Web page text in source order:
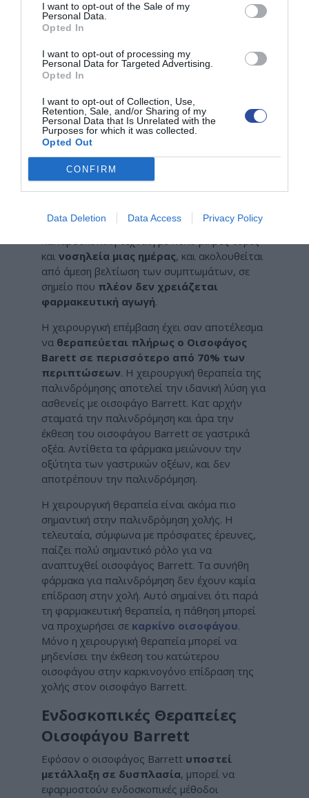
I want to opt-out of the Sale of my
Personal Data.
Opted In
I want to opt-out of processing my
Personal Data for Targeted Advertising.
Opted In
I want to opt-out of Collection, Use,
Retention, Sale, and/or Sharing of my
Personal Data that Is Unrelated with the
Purposes for which it was collected.
Opted Out
CONFIRM
Data Deletion Data Access Privacy Policy
Barrett
Λαπαροσκοπική
Αποκατάσταση
Διαφραγματοκήλης
Όπως έχει αναφερθεί και παραπάνω η
Γαστροοισοφαγική Παλινδρόμηση αποτελεί
βασικό παράγοντα ανάπτυξης οισοφάγου
Barrett γι αυτό και θα πρέπει πρωτίστως να
θεραπεύεται η ΓΟΠΝ. Όταν τα φάρμακα
αποτυγχάνουν ή ο ασθενής επιθυμεί οριστική
λύση η χειρουργική επέμβαση θεραπείας της
παλινδρόμησης είναι η επιλογή εκλογής. Η
επέμβαση για την παλινδρόμηση γίνεται με
και νοσηλεία μιας ημέρας, και ακολουθείται
από άμεση βελτίωση των συμπτωμάτων, σε
σημείο που πλέον δεν χρειάζεται
φαρμακευτική αγωγή.
Η χειρουργική επέμβαση έχει σαν αποτέλεσμα
να θεραπεύεται πλήρως ο Οισοφάγος
Barett σε περισσότερο από 70% των
περιπτώσεων. Η χειρουργική θεραπεία της
παλινδρόμησης αποτελεί την ιδανική λύση για
ασθενείς με οισοφάγο Barrett. Κατ αρχήν
σταματά την παλινδρόμηση και άρα την
έκθεση του οισοφάγου Barrett σε γαστρικά
οξέα. Αντίθετα τα φάρμακα μειώνουν την
οξύτητα των γαστρικών οξέων, και δεν
αποτρέπουν την παλινδρόμηση.
Η χειρουργική θεραπεία είναι ακόμα πιο
σημαντική στην παλινδρόμηση χολής. Η
τελευταία, σύμφωνα με πρόσφατες έρευνες,
παίζει πολύ σημαντικό ρόλο για να
αναπτυχθεί οισοφάγος Barrett. Τα συνήθη
φάρμακα για παλινδρόμηση δεν έχουν καμία
επίδραση στην χολή. Αυτό σημαίνει ότι παρά
τη φαρμακευτική θεραπεία, η πάθηση μπορεί
να προχωρήσει σε καρκίνο οισοφάγου.
Μόνο η χειρουργική θεραπεία μπορεί να
μηδενίσει την έκθεση του κατώτερου
οισοφάγου στην καρκινογόνο επίδραση της
χολής στον οισοφάγο Barrett.
Ενδοσκοπικές Θεραπείες
Οισοφάγου Barrett
Εφόσον ο οισοφάγος Barrett υποστεί
μετάλλαξη σε δυσπλασία, μπορεί να
εφαρμοστούν ενδοσκοπικές μέθοδοι